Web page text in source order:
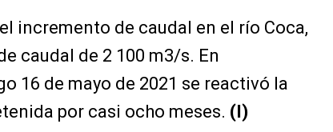
incremento de caudal en el río Coca,
caudal de 2 100 m3/s. En
16 de mayo de 2021 se reactivó la
por casi ocho meses. (I)